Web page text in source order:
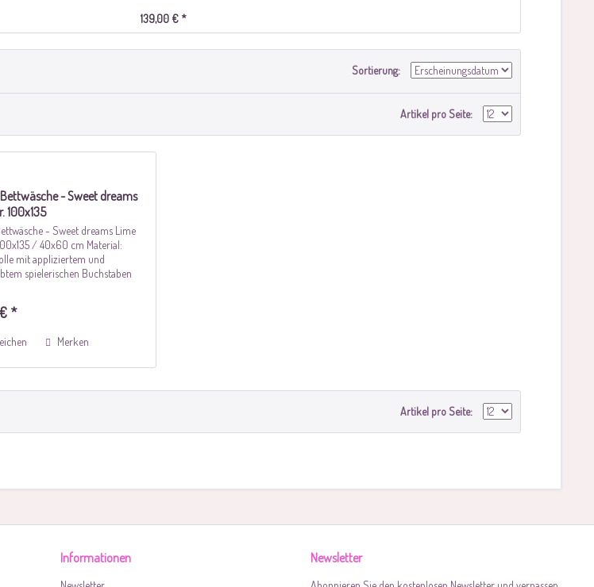
139,00 € *
Sortierung:
Artikel pro Seite:
- Sweet dreams
100x135
- Sweet dreams Lime
/ 40x60 cm Material:
mit appliziertem und
spielerischen Buchstaben
von Taftan. Mit...
*
Merken
Artikel pro Seite:
Informationen Newsletter